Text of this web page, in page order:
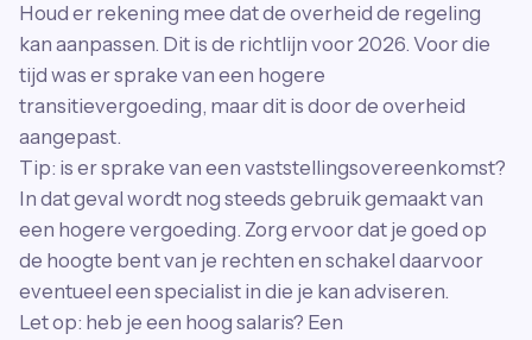
Houd er rekening mee dat de overheid de regeling
kan aanpassen. Dit is de richtlijn voor 2026. Voor die
tijd was er sprake van een hogere
transitievergoeding, maar dit is door de overheid
aangepast.
Tip: is er sprake van een vaststellingsovereenkomst?
In dat geval wordt nog steeds gebruik gemaakt van
een hogere vergoeding. Zorg ervoor dat je goed op
de hoogte bent van je rechten en schakel daarvoor
eventueel een specialist in die je kan adviseren.
Let op: heb je een hoog salaris? Een